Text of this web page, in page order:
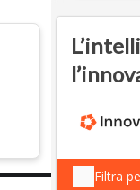
Filtra